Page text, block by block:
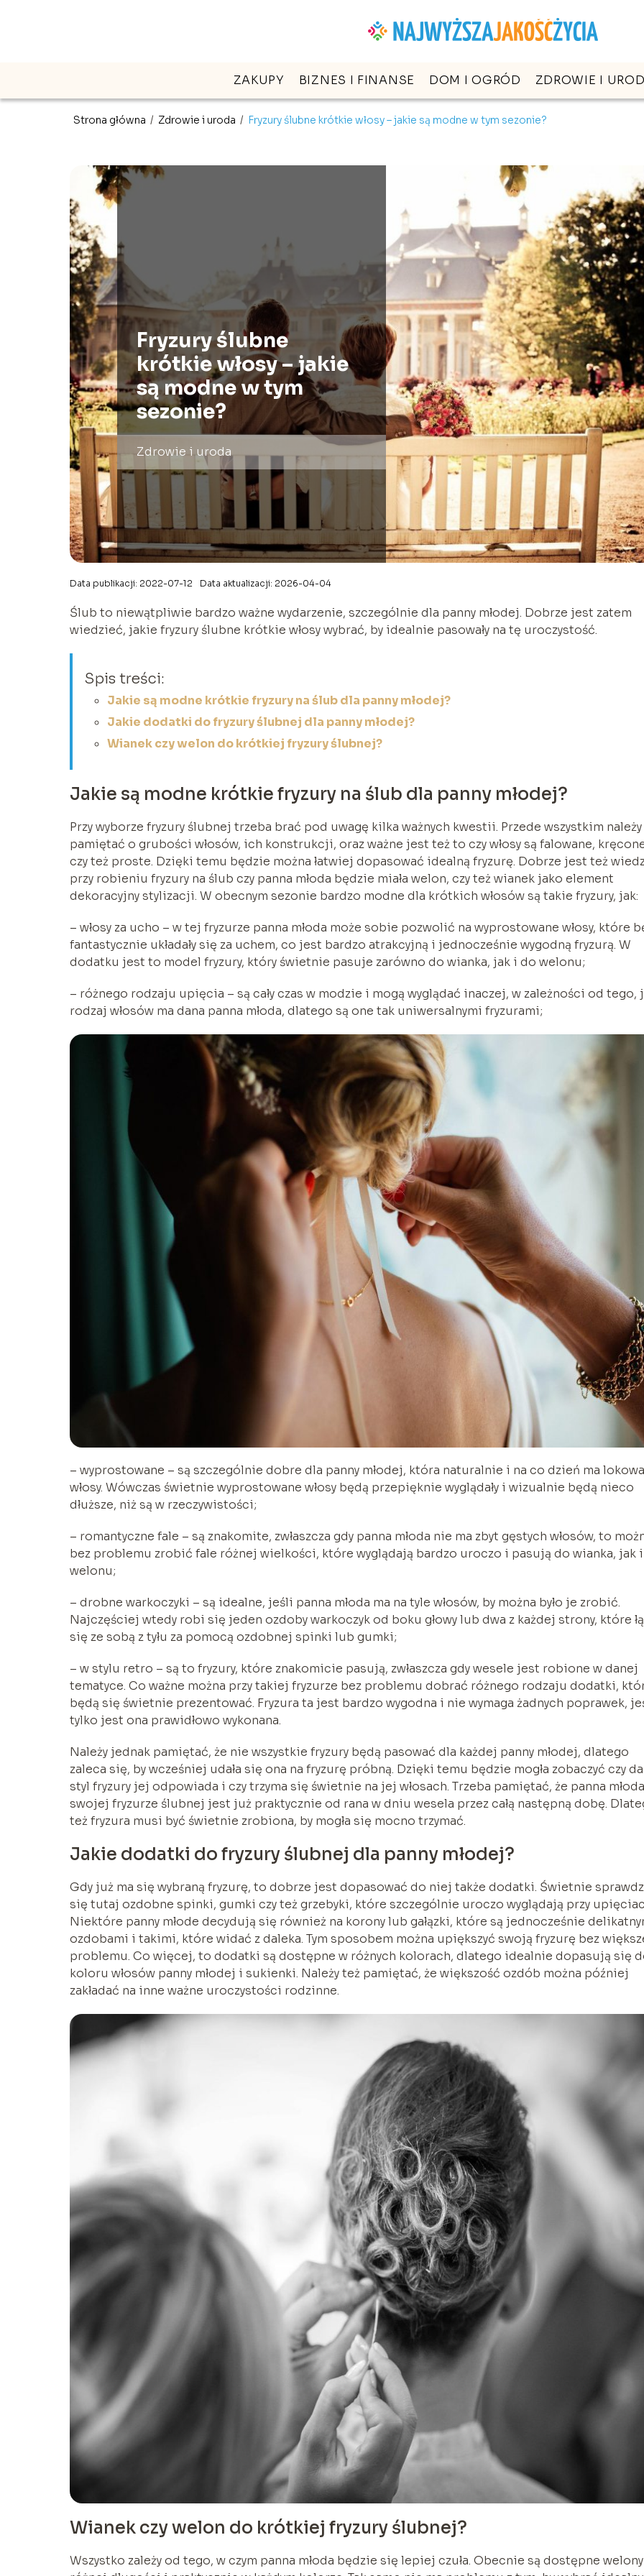
ZAKUPY BIZNES I FINANSE DOM I OGRÓD ZDROWIE I
Strona główna / Zdrowie i uroda / Fryzury ślubne krótkie włosy – jakie są modne w tym sezonie?
Fryzury ślubne
krótkie włosy – jakie
są modne w tym
sezonie?
Zdrowie i uroda
Data publikacji: 2022-07-12 Data aktualizacji: 2026-04-04
Ślub to niewątpliwie bardzo ważne wydarzenie, szczególnie dla panny młodej. Dobrze jest zatem
wiedzieć, jakie fryzury ślubne krótkie włosy wybrać, by idealnie pasowały na tę uroczystość.
Spis treści:
Jakie są modne krótkie fryzury na ślub dla panny młodej?
Jakie dodatki do fryzury ślubnej dla panny młodej?
Wianek czy welon do krótkiej fryzury ślubnej?
Jakie są modne krótkie fryzury na ślub dla panny młodej?
Przy wyborze fryzury ślubnej trzeba brać pod uwagę kilka ważnych kwestii. Przede wszystkim należy
pamiętać o grubości włosów, ich konstrukcji, oraz ważne jest też to czy włosy są falowane,
czy też proste. Dzięki temu będzie można łatwiej dopasować idealną fryzurę. Dobrze jest też
przy robieniu fryzury na ślub czy panna młoda będzie miała welon, czy też wianek jako element
dekoracyjny stylizacji. W obecnym sezonie bardzo modne dla krótkich włosów są takie fryzury, jak:
– włosy za ucho – w tej fryzurze panna młoda może sobie pozwolić na wyprostowane włosy, które
fantastycznie układały się za uchem, co jest bardzo atrakcyjną i jednocześnie wygodną fryzurą. W
dodatku jest to model fryzury, który świetnie pasuje zarówno do wianka, jak i do welonu;
– różnego rodzaju upięcia – są cały czas w modzie i mogą wyglądać inaczej, w zależności od tego,
rodzaj włosów ma dana panna młoda, dlatego są one tak uniwersalnymi fryzurami;
– wyprostowane – są szczególnie dobre dla panny młodej, która naturalnie i na co dzień ma
włosy. Wówczas świetnie wyprostowane włosy będą przepięknie wyglądały i wizualnie będą nieco
dłuższe, niż są w rzeczywistości;
– romantyczne fale – są znakomite, zwłaszcza gdy panna młoda nie ma zbyt gęstych włosów, to
bez problemu zrobić fale różnej wielkości, które wyglądają bardzo uroczo i pasują do wianka, jak
welonu;
– drobne warkoczyki – są idealne, jeśli panna młoda ma na tyle włosów, by można było je zrobić.
Najczęściej wtedy robi się jeden ozdoby warkoczyk od boku głowy lub dwa z każdej strony, które
się ze sobą z tyłu za pomocą ozdobnej spinki lub gumki;
– w stylu retro – są to fryzury, które znakomicie pasują, zwłaszcza gdy wesele jest robione w danej
tematyce. Co ważne można przy takiej fryzurze bez problemu dobrać różnego rodzaju dodatki,
będą się świetnie prezentować. Fryzura ta jest bardzo wygodna i nie wymaga żadnych poprawek,
tylko jest ona prawidłowo wykonana.
Należy jednak pamiętać, że nie wszystkie fryzury będą pasować dla każdej panny młodej, dlatego
zaleca się, by wcześniej udała się ona na fryzurę próbną. Dzięki temu będzie mogła zobaczyć czy
styl fryzury jej odpowiada i czy trzyma się świetnie na jej włosach. Trzeba pamiętać, że panna
swojej fryzurze ślubnej jest już praktycznie od rana w dniu wesela przez całą następną dobę.
też fryzura musi być świetnie zrobiona, by mogła się mocno trzymać.
Jakie dodatki do fryzury ślubnej dla panny młodej?
Gdy już ma się wybraną fryzurę, to dobrze jest dopasować do niej także dodatki. Świetnie
się tutaj ozdobne spinki, gumki czy też grzebyki, które szczególnie uroczo wyglądają przy
Niektóre panny młode decydują się również na korony lub gałązki, które są jednocześnie
ozdobami i takimi, które widać z daleka. Tym sposobem można upiększyć swoją fryzurę bez
problemu. Co więcej, to dodatki są dostępne w różnych kolorach, dlatego idealnie dopasują się
koloru włosów panny młodej i sukienki. Należy też pamiętać, że większość ozdób można później
zakładać na inne ważne uroczystości rodzinne.
Wianek czy welon do krótkiej fryzury ślubnej?
Wszystko zależy od tego, w czym panna młoda będzie się lepiej czuła. Obecnie są dostępne